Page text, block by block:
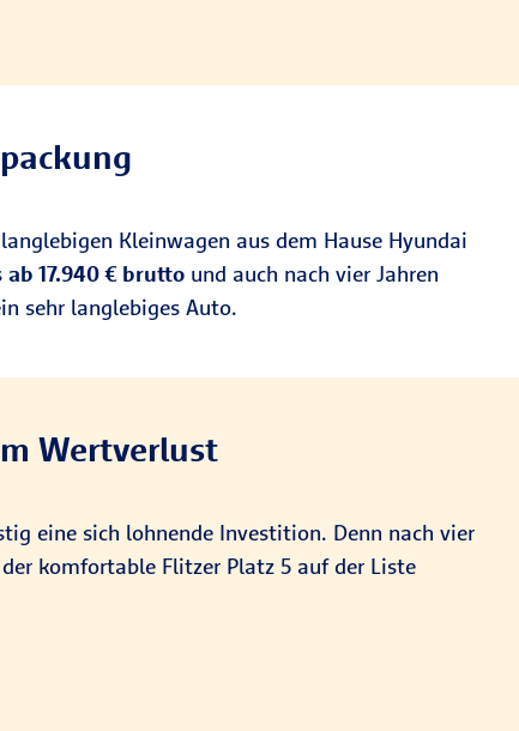
Kleinwagen aus dem Hause Hyundai
ab 17.940€ brutto und auch nach vier Jahren
sehr langlebiges Auto.
Wertverlust
eine sich lohnende Investition. Denn nach vier
komfortable Flitzer Platz 5 auf der Liste